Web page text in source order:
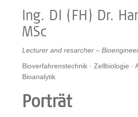
Ing. DI (FH) Dr.
MSc
Lecturer and resarcher –
Bioverfahrenstechnik · Zellbiologie ·
Bioanalytik
Porträt